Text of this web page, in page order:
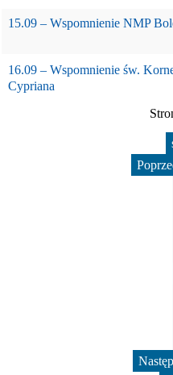
15.09 – Wspomnienie NMP
16.09 – Wspomnienie św.
Cypriana